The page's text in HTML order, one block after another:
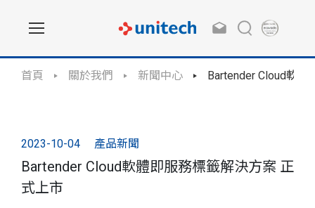
首頁 關於我們 新聞中心 Bartender Cloud軟
2023-10-04 產品新聞
Bartender Cloud軟體即服務標籤解決方案 正
式上市